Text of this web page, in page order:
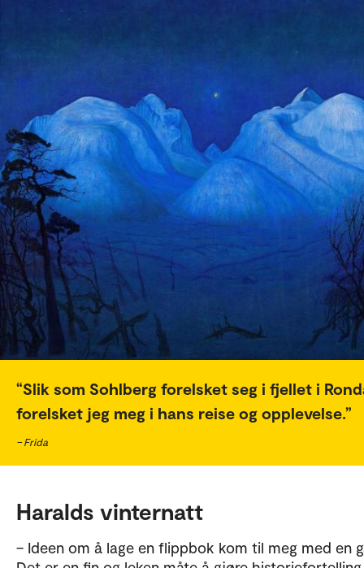
Slik som Sohlberg forelsket seg i fjellet i
forelsket jeg meg i hans reise og opplevelse.
– Frida
Haralds vinternatt
– Ideen om å lage en flippbok kom til meg med en